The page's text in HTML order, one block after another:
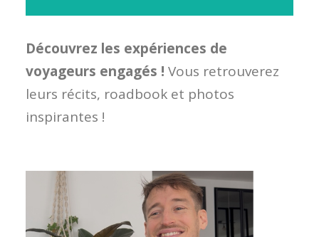
Découvrez les expériences de
voyageurs engagés ! Vous retrouverez
leurs récits, roadbook et photos
inspirantes !